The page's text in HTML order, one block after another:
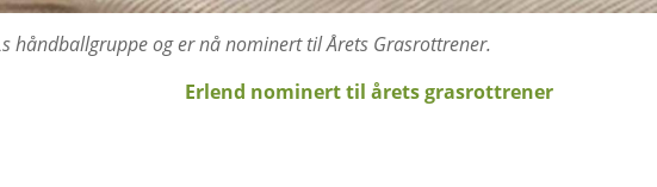
håndballgruppe og er nå nominert til Årets Grasrottrener.
Erlend nominert til årets grasrottrener